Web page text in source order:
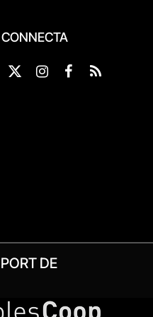
CONNECTA
X
InstagramFacebook
RSS
DE